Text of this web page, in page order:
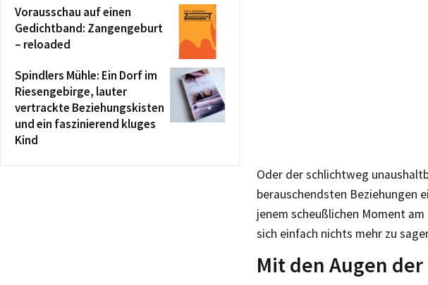
Oder der schlichtweg
berauschendsten Beziehungen
jenem scheußlichen Moment
sich einfach nichts mehr zu
Mit den Augen
Vorausschau auf einen
Gedichtband: Zangengeburt
– reloaded
Spindlers Mühle: Ein Dorf im
Riesengebirge, lauter
vertrackte Beziehungskisten
und ein faszinierend kluges
Kind